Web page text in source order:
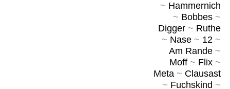
~ Hammernich
~ Bobbes~
Digger~ Ruthe
~ Nase~ 12~
Am Rande~
Moff~ Flix~
Meta~ Clausast
~ Fuchskind ~